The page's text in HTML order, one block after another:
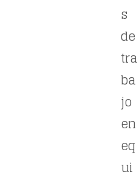
s
de
tra
ba
jo
en
eq
ui